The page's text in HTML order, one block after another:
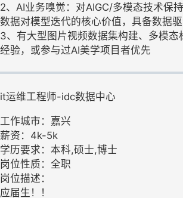
2、AI业务嗅觉：对AIGC/多模态技术保
数据对模型迭代的核心价值，具备数据
3、有大型图片视频数据集构建、多模态
经验，或参与过AI美学项目者优先
it运维工程师-idc数据中心
工作城市：嘉兴
薪资：4k-5k
学历要求：本科,硕士,博士
岗位性质：全职
岗位描述：
应届生！！